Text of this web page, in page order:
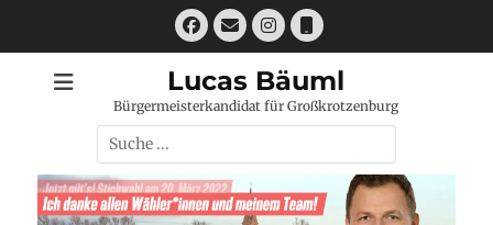
Facebook
E-
Mail
Instagram
Telefon
Lucas Bäuml
Bürgermeisterkandidat für Großkrotzenburg
Suchen
nach: